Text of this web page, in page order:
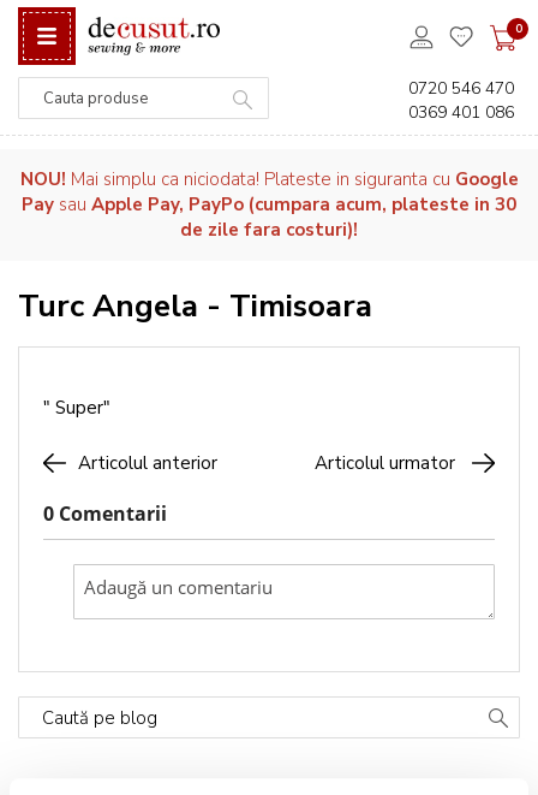
0
0720 546 470
0369 401 086
NOU! Mai simplu ca niciodata! Plateste in siguranta cu Google
Pay sau Apple Pay, PayPo (cumpara acum, plateste in 30
de zile fara costuri)!
Turc Angela - Timisoara
" Super"
Articolul anterior Articolul urmator
0 Comentarii
Caută pe blog